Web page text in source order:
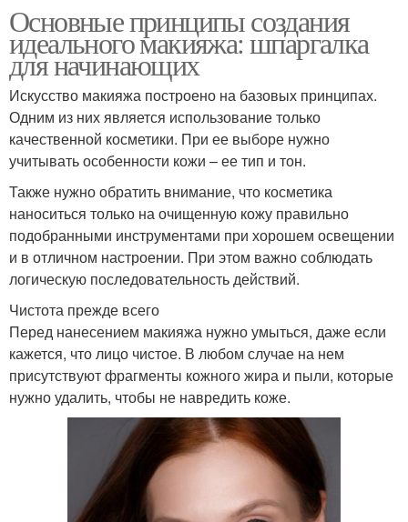
Основные принципы создания
идеального макияжа: шпаргалка
для начинающих
Искусство макияжа построено на базовых принципах.
Одним из них является использование только
качественной косметики. При ее выборе нужно
учитывать особенности кожи – ее тип и тон.
Также нужно обратить внимание, что косметика
наноситься только на очищенную кожу правильно
подобранными инструментами при хорошем освещении
и в отличном настроении. При этом важно соблюдать
логическую последовательность действий.
Чистота прежде всего
Перед нанесением макияжа нужно умыться, даже если
кажется, что лицо чистое. В любом случае на нем
присутствуют фрагменты кожного жира и пыли, которые
нужно удалить, чтобы не навредить коже.